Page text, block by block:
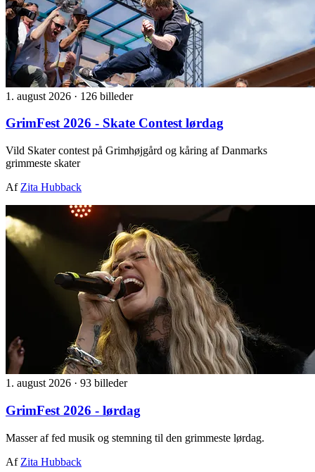
1. august 2026 · 126 billeder
GrimFest 2026 - Skate Contest lørdag
Vild Skater contest på Grimhøjgård og kåring af Danmarks
grimmeste skater
Af Zita Hubback
1. august 2026 · 93 billeder
GrimFest 2026 - lørdag
Masser af fed musik og stemning til den grimmeste lørdag.
Af Zita Hubback